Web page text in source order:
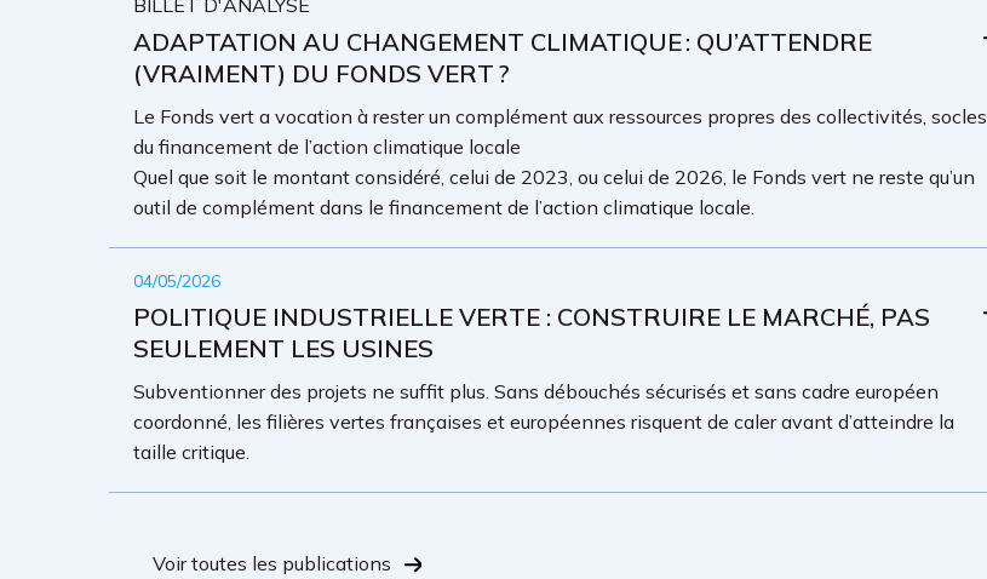
BILLET D'ANALYSE
ADAPTATION AU CHANGEMENT CLIMATIQUE : QU’ATTENDRE
(VRAIMENT) DU FONDS VERT ?
Le Fonds vert a vocation à rester un complément aux ressources propres des collectivités, socles
du financement de l’action climatique locale
Quel que soit le montant considéré, celui de 2023, ou celui de 2026, le Fonds vert ne reste qu’un
outil de complément dans le financement de l’action climatique locale.
04/05/2026
POLITIQUE INDUSTRIELLE VERTE : CONSTRUIRE LE MARCHÉ, PAS
SEULEMENT LES USINES
Subventionner des projets ne suffit plus. Sans débouchés sécurisés et sans cadre européen
coordonné, les filières vertes françaises et européennes risquent de caler avant d’atteindre la
taille critique.
Voir toutes les publications